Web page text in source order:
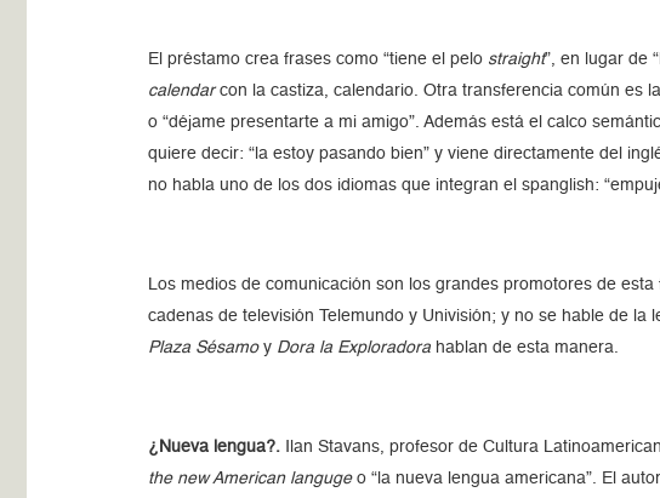
El préstamo crea frases como “tiene el pelo straight”, en lugar de
calendarcon la castiza, calendario. Otra transferencia común es
o “déjame presentarte a mi amigo”. Además está el calco
quiere decir: “la estoy pasando bien” y viene directamente del
no habla uno de los dos idiomas que integran el spanglish:
Los medios de comunicación son los grandes promotores de
cadenas de televisión Telemundo y Univisión; y no se hable de
Plaza Sésamoy Dora la Exploradora hablan de esta manera.
¿Nueva lengua?.
Ilan Stavans, profesor de Cultura
the new American langugeo “la nueva lengua americana”. El